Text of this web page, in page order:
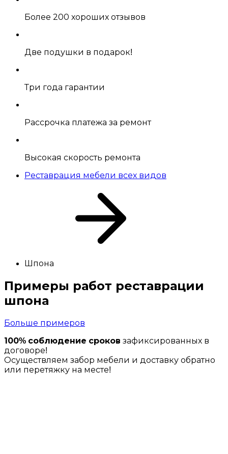
Более 200 хороших отзывов
Две подушки в подарок!
Три года гарантии
Рассрочка платежа за ремонт
Высокая скорость ремонта
Реставрация мебели всех видов
Шпона
Примеры работ реставрации
шпона
Больше примеров
100% соблюдение сроков зафиксированных в
договоре!
Осуществляем забор мебели и доставку обратно
или перетяжку на месте!